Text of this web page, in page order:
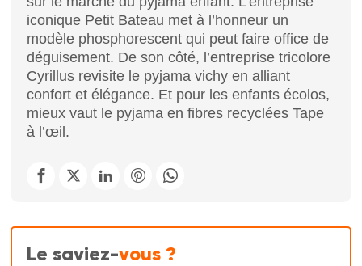
iconique Petit Bateau met à l’honneur un
modèle phosphorescent qui peut faire office de
déguisement. De son côté, l’entreprise tricolore
Cyrillus revisite le pyjama vichy en alliant
confort et élégance. Et pour les enfants écolos,
mieux vaut le pyjama en fibres recyclées Tape
à l’œil.
Le saviez-vous ?